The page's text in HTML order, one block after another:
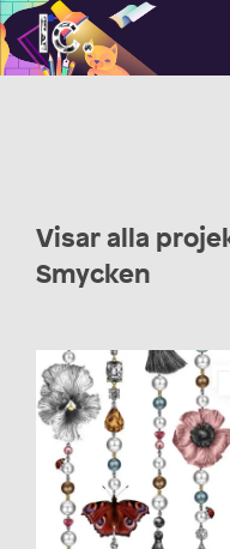
Illustratörcentrum
Visar alla
Smycken